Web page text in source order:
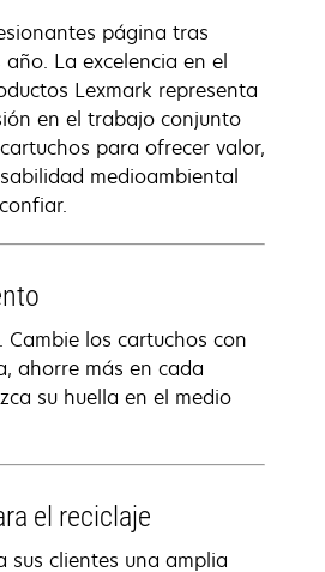
página tras
La excelencia en el
Lexmark representa
en el trabajo conjunto
para ofrecer valor,
medioambiental
los cartuchos con
ahorre más en cada
su huella en el medio
el reciclaje
sus clientes una amplia